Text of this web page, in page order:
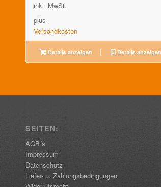
inkl. MwSt.
plus
Versandkosten
Details anzeigen Details anzeigen
SEITEN:
AGB´s
Impressum
Datenschutz
Liefer- u. Zahlungsbedingungen